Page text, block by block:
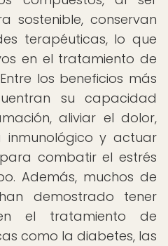
sostenible, conservan
terapéuticas, lo que
en el tratamiento de
los beneficios más
su capacidad
aliviar el dolor,
inmunológico y actuar
combatir el estrés
Además, muchos de
demostrado tener
el tratamiento de
como la diabetes, las